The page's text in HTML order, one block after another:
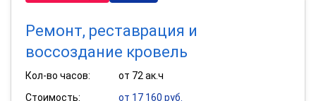
Ремонт, реставрация и
воссоздание кровель
Кол-во часов:
от 72 ак.ч
Стоимость:
от 17 160 руб.